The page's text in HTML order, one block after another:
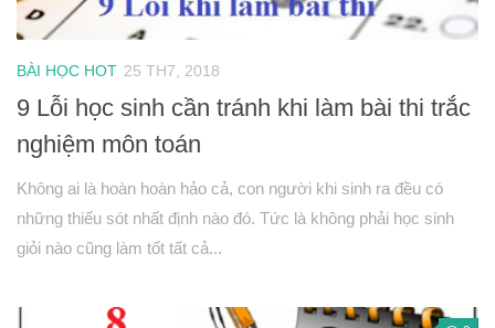
BÀI HỌC HOT 25 TH7, 2018
9 Lỗi học sinh cần tránh khi làm bài thi trắc
nghiệm môn toán
Không ai là hoàn hoàn hảo cả, con người khi sinh ra đều có
những thiếu sót nhất định nào đó. Tức là không phải học sinh
giỏi nào cũng làm tốt tất cả...